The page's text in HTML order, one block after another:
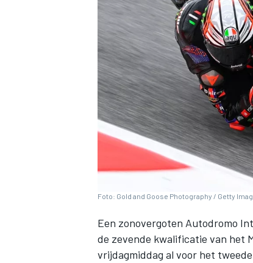
WEC DTM
Foto: Gold and Goose Photography / Getty
Een zonovergoten Autodromo
de zevende kwalificatie van het
vrijdagmiddag al voor het